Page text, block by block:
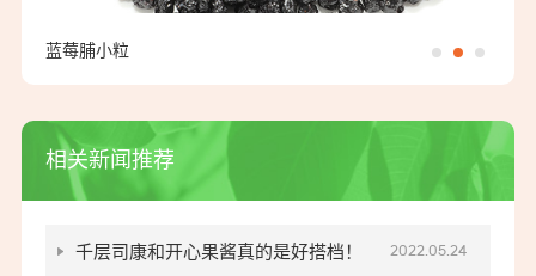
蓝莓脯小粒
相关新闻推荐
千层司康和开心果酱真的是好搭档！ 2022.05.24